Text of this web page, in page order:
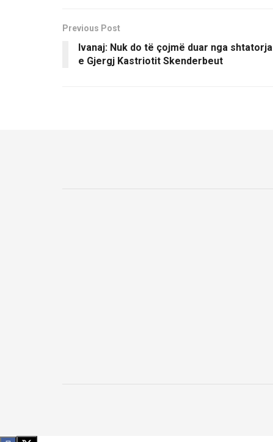
Previous Post
Ivanaj: Nuk do të çojmë duar nga shtatorja
e Gjergj Kastriotit Skenderbeut